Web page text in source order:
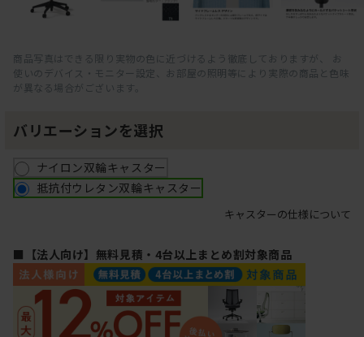
商品写真はできる限り実物の色に近づけるよう徹底しておりますが、 お
使いのデバイス・モニター設定、お部屋の照明等により実際の商品と色味
が異なる場合がございます。
バリエーションを選択
ナイロン双輪キャスター
抵抗付ウレタン双輪キャスター
キャスターの仕様について
■【法人向け】無料見積・4台以上まとめ割対象商品